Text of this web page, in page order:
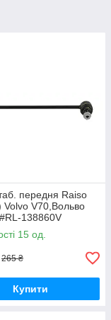
передня Raiso
Volvo V70,Вольво
138860V
15 од.
265 ₴
Купити